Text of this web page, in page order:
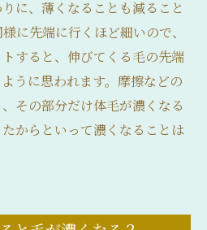
に、薄くなることも減ること
に先端に行くほど細いので、
すると、伸びてくる毛の先端
うに思われます。摩擦などの
その部分だけ体毛が濃くなる
からといって濃くなることは